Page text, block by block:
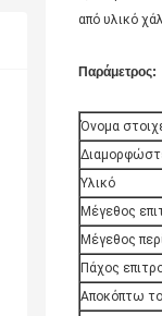
από υλικό
Παράμετρος:
Όνομα
Υλικό
Μέγεθος
Μέγεθος
Πάχος
Αποκόπτω